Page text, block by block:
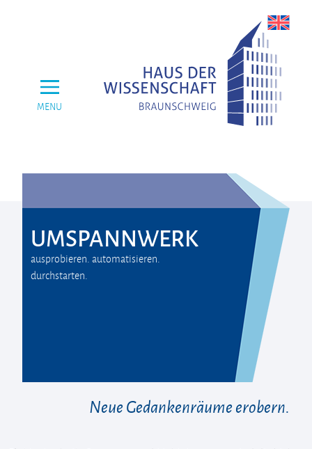
MENU
UMSPANNWERK
ausprobieren. automatisieren.
durchstarten.
Neue Gedankenräume erobern.